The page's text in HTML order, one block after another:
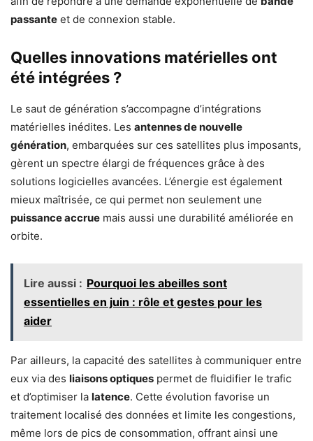
passante et de connexion stable.
Quelles innovations matérielles ont
été intégrées ?
Le saut de génération s’accompagne d’intégrations
matérielles inédites. Les antennes de nouvelle
génération, embarquées sur ces satellites plus imposants,
gèrent un spectre élargi de fréquences grâce à des
solutions logicielles avancées. L’énergie est également
mieux maîtrisée, ce qui permet non seulement une
puissance accrue mais aussi une durabilité améliorée en
orbite.
Lire aussi : Pourquoi les abeilles sont
essentielles en juin : rôle et gestes pour les
aider
Par ailleurs, la capacité des satellites à communiquer entre
eux via des liaisons optiques permet de fluidifier le trafic
et d’optimiser la latence. Cette évolution favorise un
traitement localisé des données et limite les congestions,
même lors de pics de consommation, offrant ainsi une